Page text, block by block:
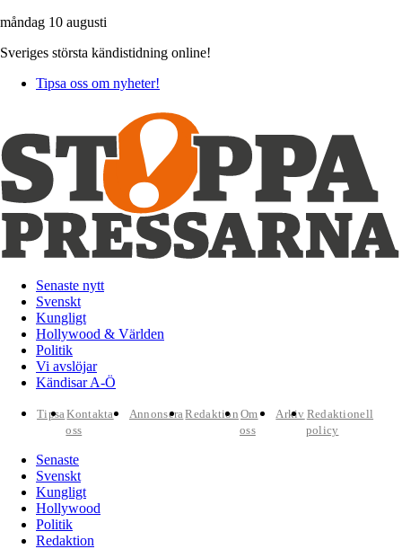
måndag 10 augusti
Sveriges största kändistidning online!
Tipsa oss om nyheter!
Senaste nytt
Svenskt
Kungligt
Hollywood & Världen
Politik
Vi avslöjar
Kändisar A-Ö
TipsaKontakta
oss
AnnonseraRedaktion Om
oss
Arkiv Redaktionell
policy
Senaste
Svenskt
Kungligt
Hollywood
Politik
Redaktion